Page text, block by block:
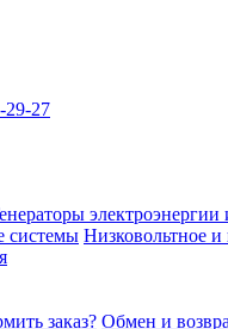
29-27
системы Низковольтное
заказ? Обмен и